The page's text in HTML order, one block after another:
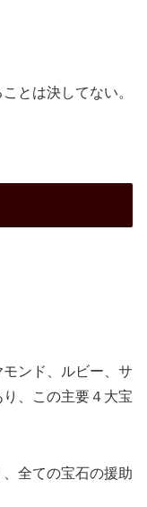
とは決してない。
ンド、ルビー、サ
、この主要４大宝
全ての宝石の援助